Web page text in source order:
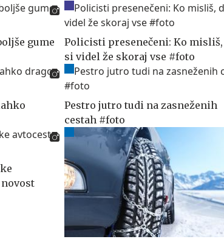
gume
Policisti presenečeni: Ko misliš,
si videl že skoraj vse #foto
Pestro jutro tudi na zasneženih
cestah #foto